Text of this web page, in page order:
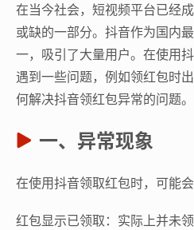
在当今社会，短视频平台已经
或缺的一部分。抖音作为国内
一，吸引了大量用户。在使用
遇到一些问题，例如领红包时
何解决抖音领红包异常的问题。
一、异常现象
在使用抖音领取红包时，可能
红包显示已领取：实际上并未领